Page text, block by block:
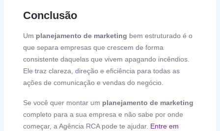
Conclusão
Um planejamento de marketing bem estruturado é o
que separa empresas que crescem de forma
consistente daquelas que vivem apagando incêndios.
Ele traz clareza, direção e eficiência para todas as
ações de comunicação e vendas do negócio.
Se você quer montar um planejamento de marketing
completo para a sua empresa e não sabe por onde
começar, a Agência RCA pode te ajudar. Entre em